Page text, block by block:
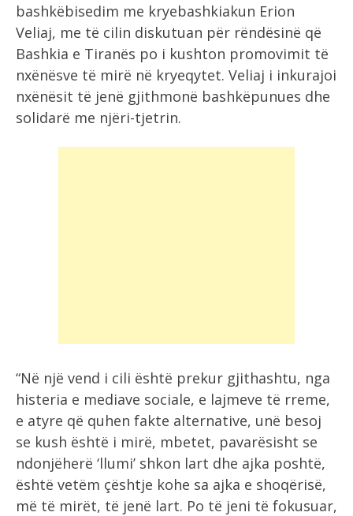
bashkëbisedim me kryebashkiakun Erion
Veliaj, me të cilin diskutuan për rëndësinë që
Bashkia e Tiranës po i kushton promovimit të
nxënësve të mirë në kryeqytet. Veliaj i inkurajoi
nxënësit të jenë gjithmonë bashkëpunues dhe
solidarë me njëri-tjetrin.
“Në një vend i cili është prekur gjithashtu, nga
histeria e mediave sociale, e lajmeve të rreme,
e atyre që quhen fakte alternative, unë besoj
se kush është i mirë, mbetet, pavarësisht se
ndonjëherë ‘llumi’ shkon lart dhe ajka poshtë,
është vetëm çështje kohe sa ajka e shoqërisë,
më të mirët, të jenë lart. Po të jeni të fokusuar,